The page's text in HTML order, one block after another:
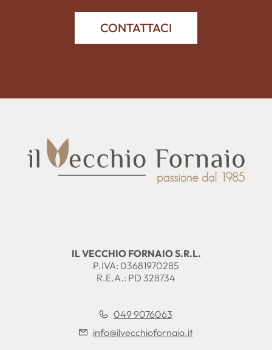
CONTATTACI
IL VECCHIO FORNAIO S.R.L.
P.IVA: 03681970285
R.E.A.: PD 328734
049 9076063
info@ilvecchiofornaio.it